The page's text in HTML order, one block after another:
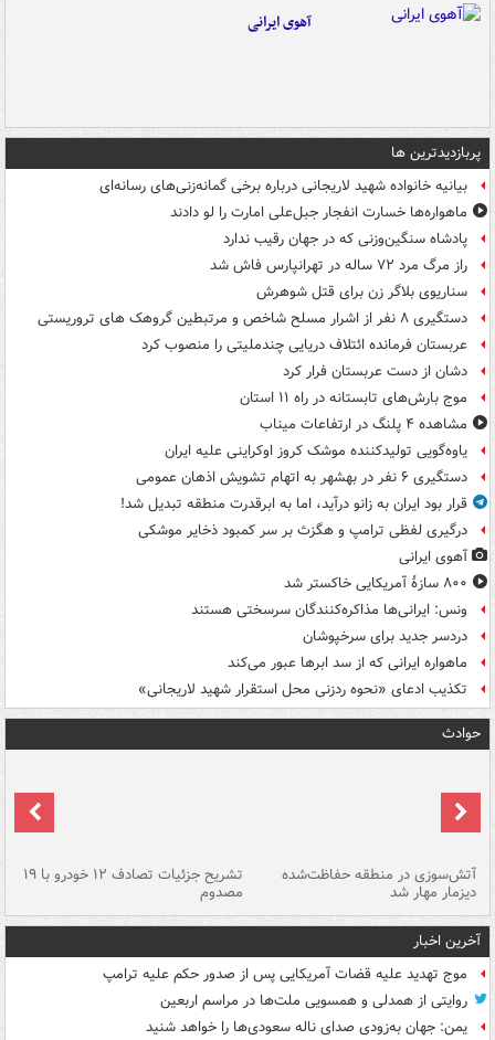
آهوی ایرانی
پربازدیدترین ها
بیانیه خانواده شهید لاریجانی درباره برخی گمانه‌زنی‌های رسانه‌ای
ماهواره‌ها خسارت انفجار جبل‌علی امارت را لو دادند
پادشاه سنگین‌وزنی که در جهان رقیب ندارد
راز مرگ مرد ۷۲ ساله در تهرانپارس فاش شد
سناریوی بلاگر زن برای قتل شوهرش
دستگیری ۸ نفر از اشرار مسلح شاخص و مرتبطین گروهک های تروریستی
عربستان فرمانده ائتلاف دریایی چندملیتی را منصوب کرد
دشان از دست عربستان فرار کرد
موج بارش‌های تابستانه در راه ۱۱ استان
مشاهده ۴ پلنگ در ارتفاعات میناب
یاوه‌گویی تولیدکننده موشک کروز اوکراینی علیه ایران
دستگیری ۶ نفر در بهشهر به اتهام تشویش اذهان عمومی
قرار بود ایران به زانو درآید، اما به ابرقدرت منطقه تبدیل شد!
درگیری لفظی ترامپ و هگزث بر سر کمبود ذخایر موشکی
آهوی ایرانی
۸۰۰ سازۀ آمریکایی خاکستر شد
ونس: ایرانی‌ها مذاکره‌کنندگان سرسختی هستند
دردسر جدید برای سرخپوشان
ماهواره ایرانی که از سد ابرها عبور می‌کند
تکذیب ادعای «نحوه ردزنی محل استقرار شهید لاریجانی»
حوادث
آتش‌سوزی در منطقه حفاظت‌شده
دیزمار مهار شد
تشریح جزئیات تصادف ۱۲ خودرو با ۱۹
مصدوم
آخرین اخبار
موج تهدید علیه قضات آمریکایی پس از صدور حکم علیه ترامپ
روایتی از همدلی و همسویی ملت‌ها در مراسم اربعین
یمن: جهان به‌زودی صدای ناله سعودی‌ها را خواهد شنید